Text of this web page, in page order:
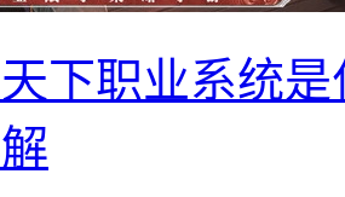
下职业系统